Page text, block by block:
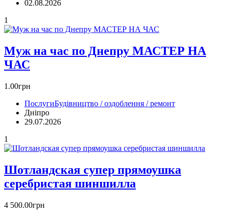
02.08.2026
1
Муж на час по Днепру МАСТЕР НА
ЧАС
1.00грн
ПослугиБудівництво / оздоблення / ремонт
Дніпро
29.07.2026
1
Шотландская супер прямоушка
серебристая шиншилла
4 500.00грн